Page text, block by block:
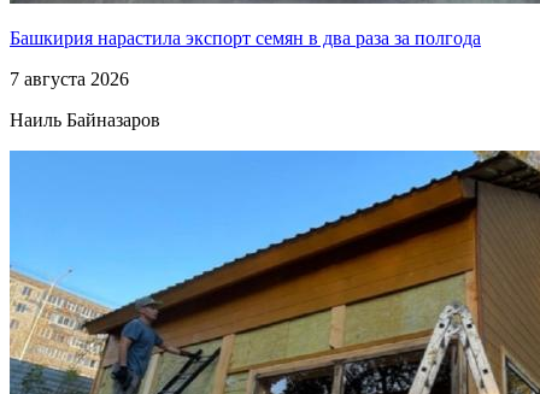
Башкирия нарастила экспорт семян в два раза за полгода
7 августа 2026
Наиль Байназаров